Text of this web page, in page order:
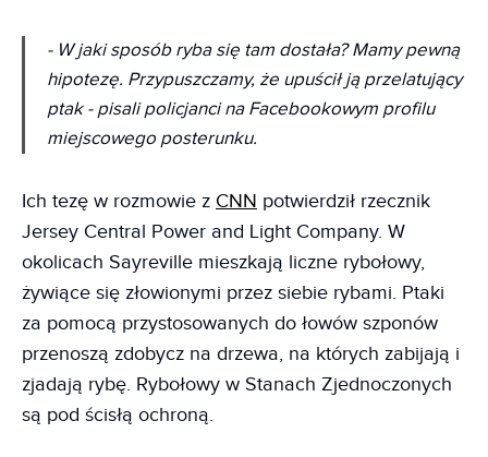
- W jaki sposób ryba się tam dostała? Mamy pewną
hipotezę. Przypuszczamy, że upuścił ją przelatujący
ptak - pisali policjanci na Facebookowym profilu
miejscowego posterunku.
Ich tezę w rozmowie z CNN potwierdził rzecznik
Jersey Central Power and Light Company. W
okolicach Sayreville mieszkają liczne rybołowy,
żywiące się złowionymi przez siebie rybami. Ptaki
za pomocą przystosowanych do łowów szponów
przenoszą zdobycz na drzewa, na których zabijają i
zjadają rybę. Rybołowy w Stanach Zjednoczonych
są pod ścisłą ochroną.